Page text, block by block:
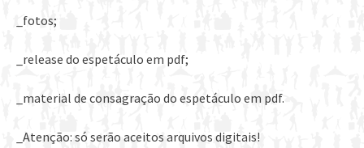
_fotos;
_release do espetáculo em pdf;
_material de consagração do espetáculo em pdf.
_Atenção: só serão aceitos arquivos digitais!